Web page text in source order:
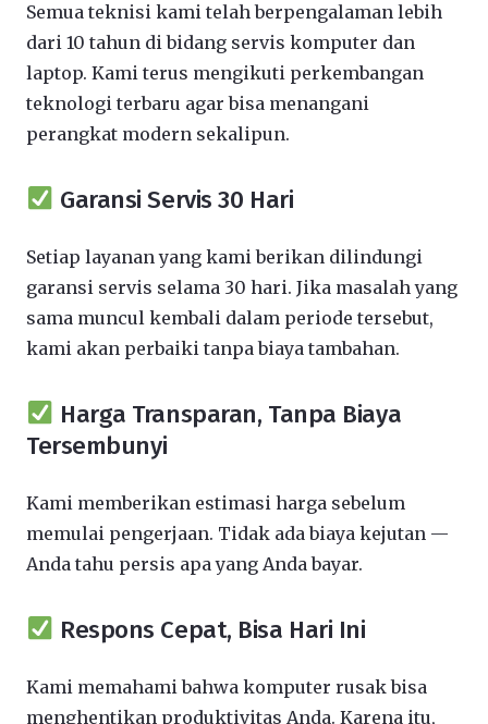
Semua teknisi kami telah berpengalaman lebih
dari 10 tahun di bidang servis komputer dan
laptop. Kami terus mengikuti perkembangan
teknologi terbaru agar bisa menangani
perangkat modern sekalipun.
Garansi Servis 30 Hari
Setiap layanan yang kami berikan dilindungi
garansi servis selama 30 hari. Jika masalah yang
sama muncul kembali dalam periode tersebut,
kami akan perbaiki tanpa biaya tambahan.
Harga Transparan, Tanpa Biaya
Tersembunyi
Kami memberikan estimasi harga sebelum
memulai pengerjaan. Tidak ada biaya kejutan —
Anda tahu persis apa yang Anda bayar.
Respons Cepat, Bisa Hari Ini
Kami memahami bahwa komputer rusak bisa
menghentikan produktivitas Anda. Karena itu,